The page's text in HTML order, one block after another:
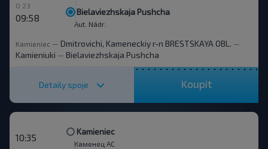
0 23
09:58
Bielaviezhskaja Pushcha
Aut. Nádr.
Kamieniec — Dmitrovichi, Kameneckiy r-n BRESTSKAYA OBL. —
Kamieniuki — Bielaviezhskaja Pushcha
Detaily spoje Koupit
10:35
Kamieniec
Каменец АС